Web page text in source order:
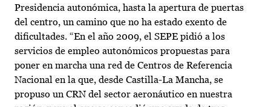
Presidencia autonómica, hasta la apertura de puertas
del centro, un camino que no ha estado exento de
dificultades. “En el año 2009, el SEPE pidió a los
servicios de empleo autonómicos propuestas para
poner en marcha una red de Centros de Referencia
Nacional en la que, desde Castilla-La Mancha, se
propuso un CRN del sector aeronáutico en nuestra